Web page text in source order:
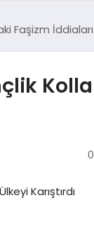
Faşizm İddiaları